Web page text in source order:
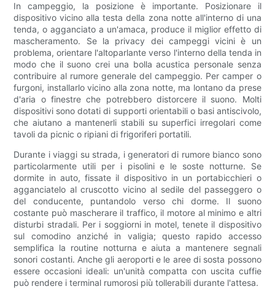
In campeggio, la posizione è importante. Posizionare il
dispositivo vicino alla testa della zona notte all'interno di una
tenda, o agganciato a un'amaca, produce il miglior effetto di
mascheramento. Se la privacy dei campeggi vicini è un
problema, orientare l'altoparlante verso l'interno della tenda in
modo che il suono crei una bolla acustica personale senza
contribuire al rumore generale del campeggio. Per camper o
furgoni, installarlo vicino alla zona notte, ma lontano da prese
d'aria o finestre che potrebbero distorcere il suono. Molti
dispositivi sono dotati di supporti orientabili o basi antiscivolo,
che aiutano a mantenerli stabili su superfici irregolari come
tavoli da picnic o ripiani di frigoriferi portatili.
Durante i viaggi su strada, i generatori di rumore bianco sono
particolarmente utili per i pisolini e le soste notturne. Se
dormite in auto, fissate il dispositivo in un portabicchieri o
agganciatelo al cruscotto vicino al sedile del passeggero o
del conducente, puntandolo verso chi dorme. Il suono
costante può mascherare il traffico, il motore al minimo e altri
disturbi stradali. Per i soggiorni in motel, tenete il dispositivo
sul comodino anziché in valigia; questo rapido accesso
semplifica la routine notturna e aiuta a mantenere segnali
sonori costanti. Anche gli aeroporti e le aree di sosta possono
essere occasioni ideali: un'unità compatta con uscita cuffie
può rendere i terminal rumorosi più tollerabili durante l'attesa.